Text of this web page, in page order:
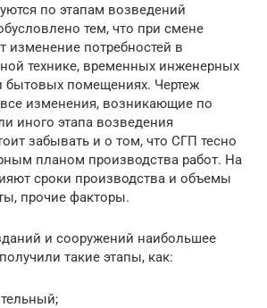
по этапам возведений
тем, что при смене
изменение потребностей в
технике, временных инженерных
бытовых помещениях. Чертеж
изменения, возникающие по
иного этапа возведения
забывать и о том, что СГП тесно
планом производства работ. На
сроки производства и объемы
прочие факторы.
и сооружений наибольшее
такие этапы, как: